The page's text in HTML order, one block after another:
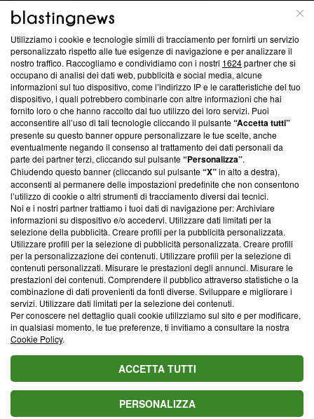
ABOUT
Questa sezione offre informazioni trasparenti su Blasting
News, sui nostri processi editoriali e su come ci impegniamo a
creare news di qualità. Inoltre, afferma la nostra aderenza a
‘Trust Project - News with Integrity’Blasting News non è
ancora membro del programma, ma ha richiesto di farne
parte; Trust Project non ha ancora effettuato una verifica di
conformità agli standard.
Su di noi
Team editoriale
Corporate
Redazione
Informativa Privacy
Cookie Policy
Blasting SA, IDI CHE-247.845.224, Via Carlo Frasca, 3 - 6900
Lugano (Svizzera) Tel:+39 0690258937
© 2026 Blasting News
Utilizziamo i cookie e tecnologie simili di tracciamento per fornirti un servizio
personalizzato rispetto alle tue esigenze di navigazione e per analizzare il
nostro traffico. Raccogliamo e condividiamo con i nostri 1624partner che si
occupano di analisi dei dati web, pubblicità e social media, alcune
informazioni sul tuo dispositivo, come l’indirizzo IP e le caratteristiche del tuo
dispositivo, i quali potrebbero combinarle con altre informazioni che hai
fornito loro o che hanno raccolto dal tuo utilizzo dei loro servizi. Puoi
acconsentire all’uso di tali tecnologie cliccando il pulsante“Accetta tutti”
presente su questo banner oppure personalizzare le tue scelte, anche
eventualmente negando il consenso al trattamento dei dati personali da
parte dei partner terzi, cliccando sul pulsante“Personalizza”.
Chiudendo questo banner (cliccando sul pulsante“X”in alto a destra),
acconsenti al permanere delle impostazioni predefinite che non consentono
l’utilizzo di cookie o altri strumenti di tracciamento diversi dai tecnici.
Noi e i nostri partner trattiamo i tuoi dati di navigazione per: Archiviare
informazioni su dispositivo e/o accedervi. Utilizzare dati limitati per la
selezione della pubblicità. Creare profili per la pubblicità personalizzata.
Utilizzare profili per la selezione di pubblicità personalizzata. Creare profili
per la personalizzazione dei contenuti. Utilizzare profili per la selezione di
contenuti personalizzati. Misurare le prestazioni degli annunci. Misurare le
prestazioni dei contenuti. Comprendere il pubblico attraverso statistiche o la
combinazione di dati provenienti da fonti diverse. Sviluppare e migliorare i
servizi. Utilizzare dati limitati per la selezione dei contenuti.
Per conoscere nel dettaglio quali cookie utilizziamo sul sito e per modificare,
in qualsiasi momento, le tue preferenze, ti invitiamo a consultare la nostra
Cookie Policy.
ACCETTA TUTTI
PERSONALIZZA